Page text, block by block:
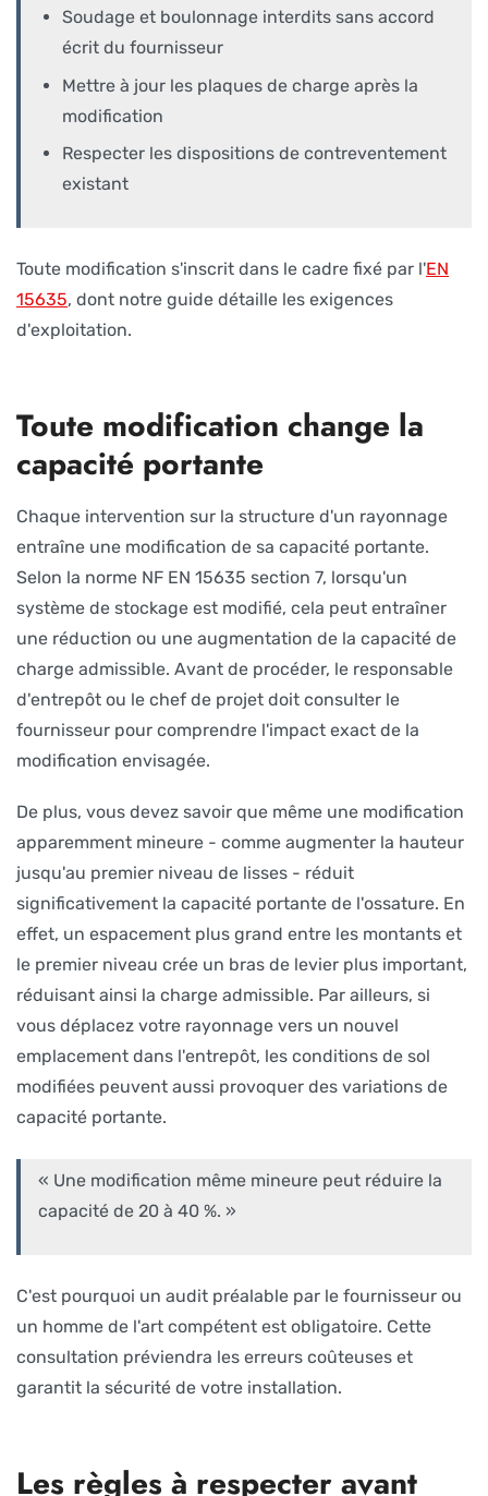
Soudage et boulonnage interdits sans accord
écrit du fournisseur
Mettre à jour les plaques de charge après la
modification
Respecter les dispositions de contreventement
existant
Toute modification s'inscrit dans le cadre fixé par l'EN
15635, dont notre guide détaille les exigences
d'exploitation.
Toute modification change la
capacité portante
Chaque intervention sur la structure d'un rayonnage
entraîne une modification de sa capacité portante.
Selon la norme NF EN 15635 section 7, lorsqu'un
système de stockage est modifié, cela peut entraîner
une réduction ou une augmentation de la capacité de
charge admissible. Avant de procéder, le responsable
d'entrepôt ou le chef de projet doit consulter le
fournisseur pour comprendre l'impact exact de la
modification envisagée.
De plus, vous devez savoir que même une modification
apparemment mineure - comme augmenter la hauteur
jusqu'au premier niveau de lisses - réduit
significativement la capacité portante de l'ossature. En
effet, un espacement plus grand entre les montants et
le premier niveau crée un bras de levier plus important,
réduisant ainsi la charge admissible. Par ailleurs, si
vous déplacez votre rayonnage vers un nouvel
emplacement dans l'entrepôt, les conditions de sol
modifiées peuvent aussi provoquer des variations de
capacité portante.
« Une modification même mineure peut réduire la
capacité de 20 à 40 %. »
C'est pourquoi un audit préalable par le fournisseur ou
un homme de l'art compétent est obligatoire. Cette
consultation préviendra les erreurs coûteuses et
garantit la sécurité de votre installation.
Les règles à respecter avant